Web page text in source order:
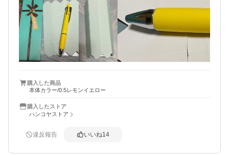
いので、黒一色で0.38とかあればもっとよかったです。
あと箱についてる紙がどうやればちゃんとボールペンしま
えるのかわからなくて、渡したあとにレビューの動画や写
真を見てわかりました。（笑）
出来たら最初から写真があるとありがたかったです。
毎日のように仕事で使っててくれたようで、とうとうイン
ク切れ。
SHOPの過去質問探してみて付け替え用のインク（芯）調
べましたが、それも最初から書いていただけたら嬉しかっ
あと交換方法とかも。
購入した商品
本体カラー/0.5レモンイエロー
購入したストア
ハンコヤストア
違反報告 いいね14